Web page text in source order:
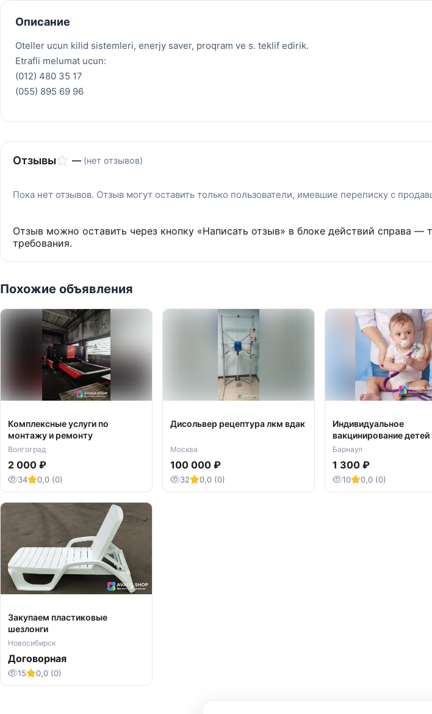
Описание
Oteller ucun kilid sistemleri, enerjy saver, proqram ve s. teklif edirik.
Etrafli melumat ucun:
(012) 480 35 17
(055) 895 69 96
Отзывы — (нет отзывов)
Пока нет отзывов. Отзыв могут оставить только пользователи, имевшие переписку с
Отзыв можно оставить через кнопку «Написать отзыв» в блоке действий справа
требования.
Похожие объявления
Комплексные услуги по
монтажу и ремонту
Волгоград
2 000 ₽
34 0,0 (0)
Дисольвер рецептура лкм вдак
Москва
100 000 ₽
32 0,0 (0)
Индивидуальное
вакцинирование детей
частной клинике
Барнаул
1 300 ₽
10 0,0 (0)
Закупаем пластиковые
шезлонги
Новосибирск
Договорная
15 0,0 (0)